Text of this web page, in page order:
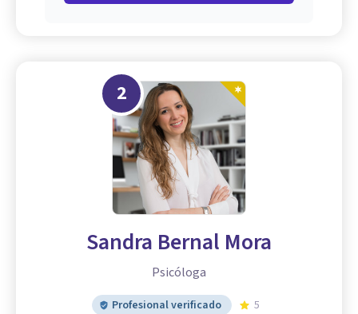
2
Sandra Bernal Mora
Psicóloga
Profesional verificado
5